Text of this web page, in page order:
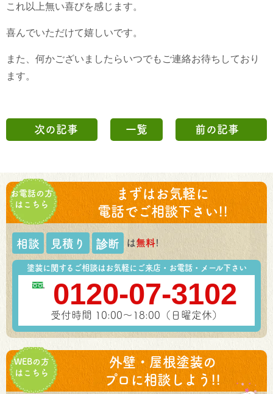
これ以上無い喜びを感じます。
喜んでいただけて嬉しいです。
また、何かございましたらいつでもご連絡お待ちしており
ます。
次の記事 一覧 前の記事
お電話の方
はこちら
まずはお気軽に
電話でご相談下さい!!
相談 見積り 診断 は無料!
塗装に関するご相談はお気軽にご来店・お電話・メール下さい
0120-07-3102
受付時間 10:00～18:00（日曜定休）
WEBの方
はこちら
外壁・屋根塗装の
プロに相談しよう!!